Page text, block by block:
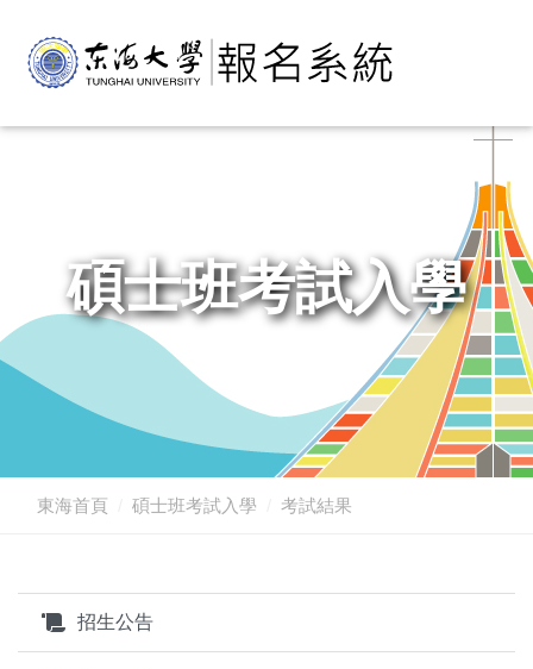
碩士班考試入學
東海首頁 碩士班考試入學 考試結果
招生公告